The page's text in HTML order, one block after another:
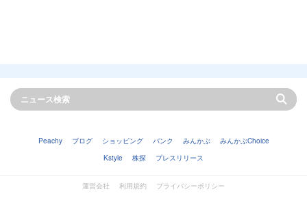
Peachy ブログ ショッピング バンク みんかぶ
みんかぶChoice
Kstyle
株探 プレスリリース
運営会社 利用規約 プライバシーポリシー